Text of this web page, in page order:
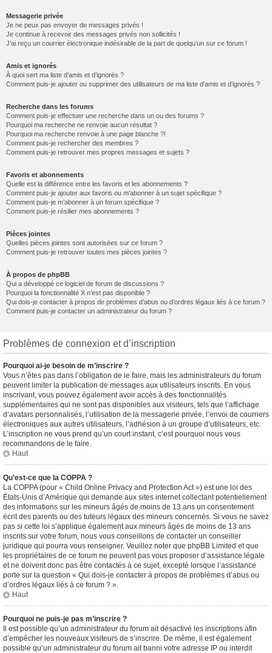
Messagerie privée
Je ne peux pas envoyer de messages privés !
Je continue à recevoir des messages privés non sollicités !
J’ai reçu un courrier électronique indésirable de la part de quelqu’un sur ce forum !
Amis et ignorés
À quoi sert ma liste d’amis et d’ignorés ?
Comment puis-je ajouter ou supprimer des utilisateurs de ma liste d’amis et d’ignorés ?
Recherche dans les forums
Comment puis-je effectuer une recherche dans un ou des forums ?
Pourquoi ma recherche ne renvoie aucun résultat ?
Pourquoi ma recherche renvoie à une page blanche ?!
Comment puis-je rechercher des membres ?
Comment puis-je retrouver mes propres messages et sujets ?
Favoris et abonnements
Quelle est la différence entre les favoris et les abonnements ?
Comment puis-je ajouter aux favoris ou m’abonner à un sujet spécifique ?
Comment puis-je m’abonner à un forum spécifique ?
Comment puis-je résilier mes abonnements ?
Pièces jointes
Quelles pièces jointes sont autorisées sur ce forum ?
Comment puis-je retrouver toutes mes pièces jointes ?
À propos de phpBB
Qui a développé ce logiciel de forum de discussions ?
Pourquoi la fonctionnalité X n’est pas disponible ?
Qui dois-je contacter à propos de problèmes d’abus ou d’ordres légaux liés à ce forum ?
Comment puis-je contacter un administrateur du forum ?
Problèmes de connexion et d’inscription
Pourquoi ai-je besoin de m’inscrire ?
Vous n’êtes pas dans l’obligation de le faire, mais les administrateurs du forum
peuvent limiter la publication de messages aux utilisateurs inscrits. En vous
inscrivant, vous pouvez également avoir accès à des fonctionnalités
supplémentaires qui ne sont pas disponibles aux visiteurs, tels que l’affichage
d’avatars personnalisés, l’utilisation de la messagerie privée, l’envoi de courriers
électroniques aux autres utilisateurs, l’adhésion à un groupe d’utilisateurs, etc.
L’inscription ne vous prend qu’un court instant, c’est pourquoi nous vous
recommandons de le faire.
Haut
Qu’est-ce que la COPPA ?
La COPPA (pour « Child Online Privacy and Protection Act ») est une loi des
États-Unis d’Amérique qui demande aux sites internet collectant potentiellement
des informations sur les mineurs âgés de moins de 13 ans un consentement
écrit des parents ou des tuteurs légaux des mineurs concernés. Si vous ne savez
pas si cette loi s’applique également aux mineurs âgés de moins de 13 ans
inscrits sur votre forum, nous vous conseillons de contacter un conseiller
juridique qui pourra vous renseigner. Veuillez noter que phpBB Limited et que
les propriétaires de ce forum ne peuvent pas vous proposer d’assistance légale
et ne doivent donc pas être contactés à ce sujet, excepté lorsque l’assistance
porte sur la question « Qui dois-je contacter à propos de problèmes d’abus ou
d’ordres légaux liés à ce forum ? ».
Haut
Pourquoi ne puis-je pas m’inscrire ?
Il est possible qu’un administrateur du forum ait désactivé les inscriptions afin
d’empêcher les nouveaux visiteurs de s’inscrire. De même, il est également
possible qu’un administrateur du forum ait banni votre adresse IP ou interdit